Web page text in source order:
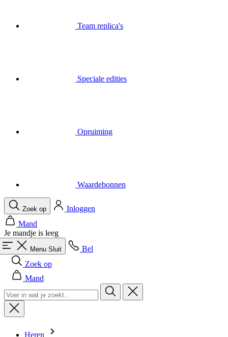
Je mandje is leeg
Menu Sluit
Bel
Zoek op
Mand
Heren
Alles in categorie Heren